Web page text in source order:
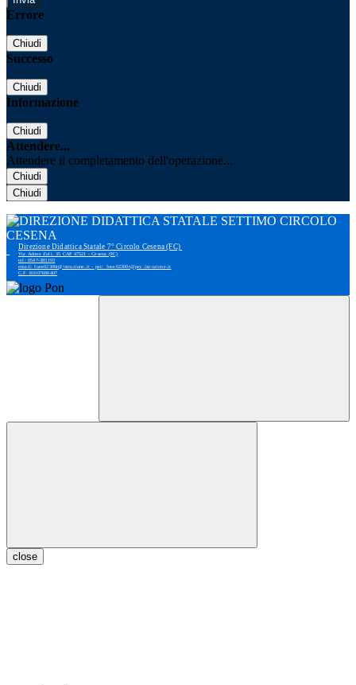
Errore
Chiudi
Successo
Chiudi
Informazione
Chiudi
Attendere...
Attendere il completamento dell'operazione...
Chiudi
Chiudi
Direzione Didattica Statale 7° Circolo Cesena (FC)
Via Adone Zoli, 35 CAP 47521 - Cesena (FC)
tel: 0547-383193
email: foee02300r@istruzione.it - pec: foee02300r@pec.istruzione.it
C.F. 81007690407
close